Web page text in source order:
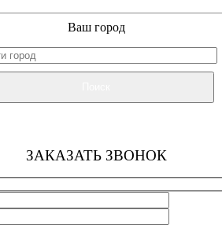
Ваш город
ЗАКАЗАТЬ ЗВОНОК